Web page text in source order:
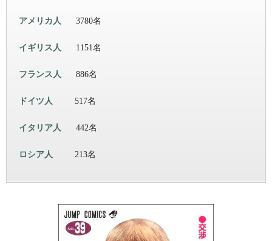
アメリカ人 3780名
イギリス人 1151名
フランス人 886名
ドイツ人 517名
イタリア人 442名
ロシア人 213名